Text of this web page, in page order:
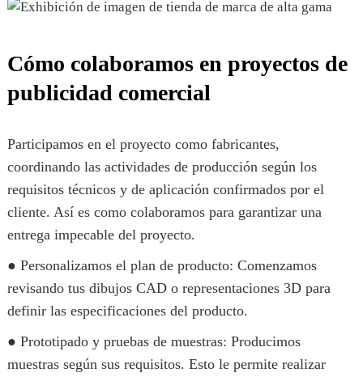
Cómo colaboramos en proyectos de
publicidad comercial
Participamos en el proyecto como fabricantes,
coordinando las actividades de producción según los
requisitos técnicos y de aplicación confirmados por el
cliente. Así es como colaboramos para garantizar una
entrega impecable del proyecto.
● Personalizamos el plan de producto: Comenzamos
revisando tus dibujos CAD o representaciones 3D para
definir las especificaciones del producto.
● Prototipado y pruebas de muestras: Producimos
muestras según sus requisitos. Esto le permite realizar